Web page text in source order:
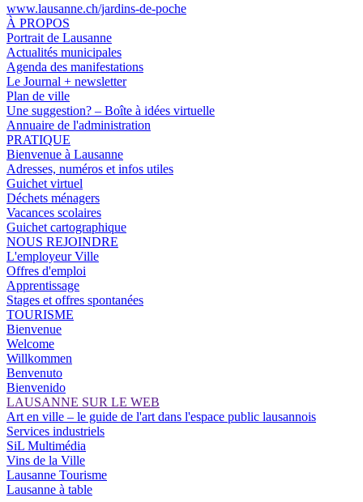
www.lausanne.ch/jardins-de-poche
À PROPOS
Portrait de Lausanne
Actualités municipales
Agenda des manifestations
Le Journal + newsletter
Plan de ville
Une suggestion? – Boîte à idées virtuelle
Annuaire de l'administration
PRATIQUE
Bienvenue à Lausanne
Adresses, numéros et infos utiles
Guichet virtuel
Déchets ménagers
Vacances scolaires
Guichet cartographique
NOUS REJOINDRE
L'employeur Ville
Offres d'emploi
Apprentissage
Stages et offres spontanées
TOURISME
Bienvenue
Welcome
Willkommen
Benvenuto
Bienvenido
LAUSANNE SUR LE WEB
Art en ville – le guide de l'art dans l'espace public lausannois
Services industriels
SiL Multimédia
Vins de la Ville
Lausanne Tourisme
Lausanne à table